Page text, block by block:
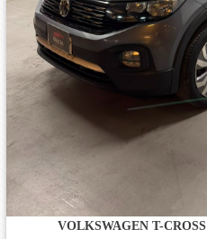
VOLKSWAGEN T-CROSS